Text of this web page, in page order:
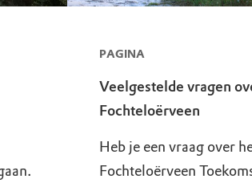
PAGINA
Veelgestelde vragen
Fochteloërveen
Heb je een vraag over
Fochteloërveen